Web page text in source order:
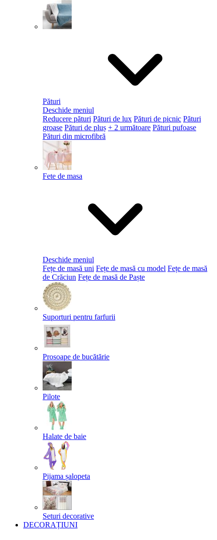
Pături
Deschide meniul
Reducere pături Pături de lux Pături de picnic Pături
groase Pături de pluș + 2 următoare Pături pufoase
Pături din microfibră
Fete de masa
Deschide meniul
Fețe de masă uni Fețe de masă cu model Fețe de masă
de Crăciun Fețe de masă de Paște​
Suporturi pentru farfurii
Prosoape de bucătărie
Pilote
Halate de baie
Pijama șalopeta
Seturi decorative
DECORAȚIUNI